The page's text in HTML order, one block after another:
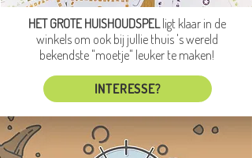
HET GROTE HUISHOUDSPEL ligt klaar in de
winkels om ook bij jullie thuis 's wereld
bekendste "moetje" leuker te maken!
INTERESSE?